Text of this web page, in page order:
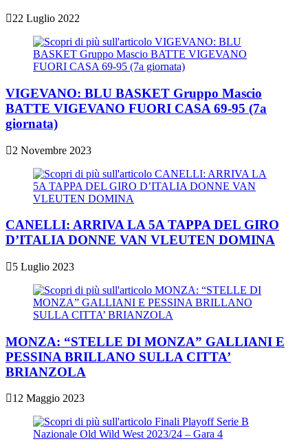
22 Luglio 2022
VIGEVANO: BLU BASKET Gruppo Mascio
BATTE VIGEVANO FUORI CASA 69-95 (7a
giornata)
2 Novembre 2023
CANELLI: ARRIVA LA 5A TAPPA DEL GIRO
D’ITALIA DONNE VAN VLEUTEN DOMINA
5 Luglio 2023
MONZA: “STELLE DI MONZA” GALLIANI E
PESSINA BRILLANO SULLA CITTA’
BRIANZOLA
12 Maggio 2023